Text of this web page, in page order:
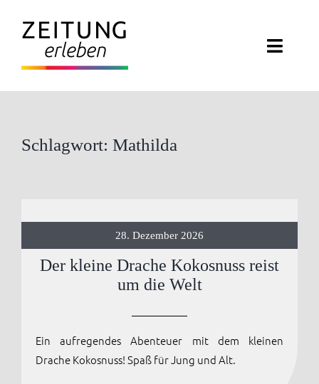
Inhalt
springen
VERANSTALTUNGEN
ZEITUNGSWELT
NEWSLETTER
Anmelden / Registrieren
Schlagwort: Mathilda
28. Dezember 2026
Der kleine Drache Kokosnuss reist
um die Welt
Ein aufregendes Abenteuer mit dem kleinen
Drache Kokosnuss! Spaß für Jung und Alt.